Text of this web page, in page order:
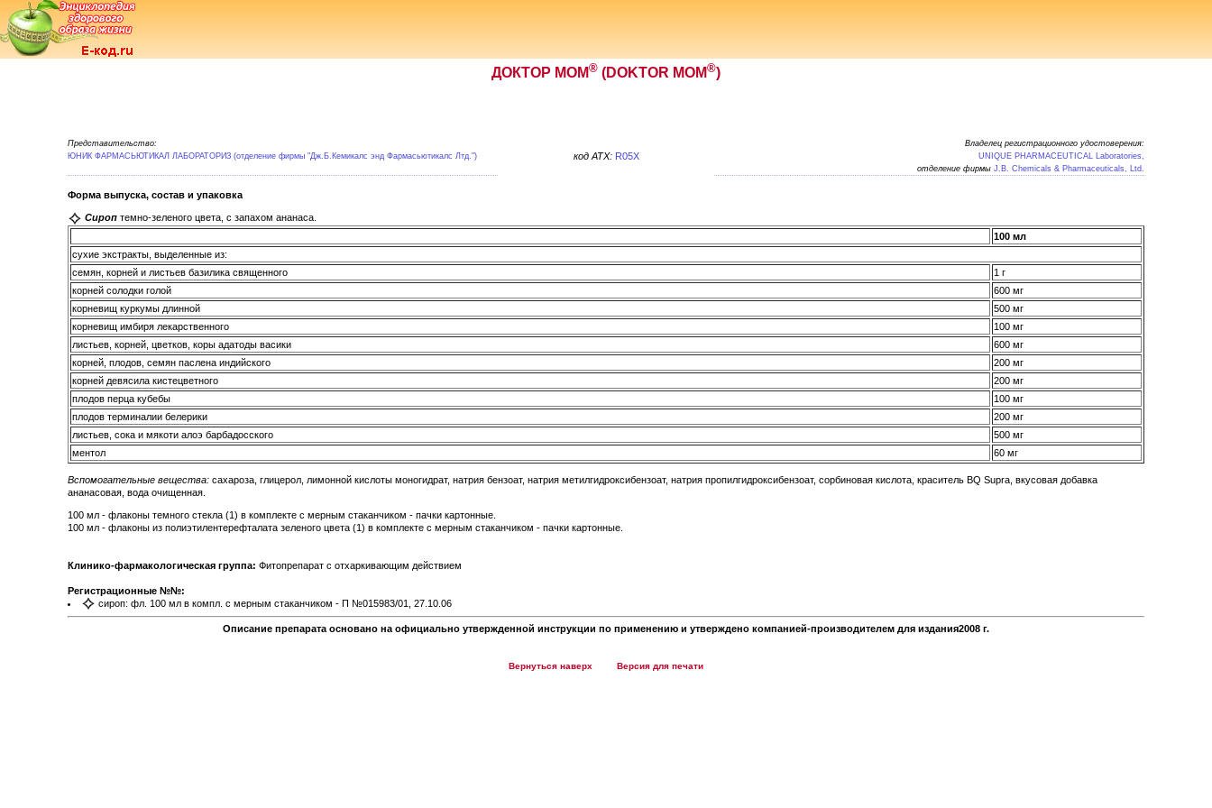
ДОКТОР МОМ® (DOKTOR MOM®)
Представительство:
ЮНИК ФАРМАСЬЮТИКАЛ ЛАБОРАТОРИЗ (отделение фирмы "Дж.Б.Кемикалс энд Фармасьютикалс Лтд.")
код ATX: R05X
Владелец регистрационного удостоверения:
UNIQUE PHARMACEUTICAL Laboratories,
отделение фирмы J.B. Chemicals & Pharmaceuticals, Ltd.
Форма выпуска, состав и упаковка
Сироп темно-зеленого цвета, с запахом ананаса.
100 мл
сухие экстракты, выделенные из:
семян, корней и листьев базилика священного
1 г
корней солодки голой
600 мг
корневищ куркумы длинной
500 мг
корневищ имбиря лекарственного
100 мг
листьев, корней, цветков, коры адатоды васики
600 мг
корней, плодов, семян паслена индийского
200 мг
корней девясила кистецветного
200 мг
плодов перца кубебы
100 мг
плодов терминалии белерики
200 мг
листьев, сока и мякоти алоэ барбадосского
500 мг
ментол
60 мг
Вспомогательные вещества: сахароза, глицерол, лимонной кислоты моногидрат, натрия бензоат, натрия метилгидроксибензоат, натрия пропилгидроксибензоат, сорбиновая кислота, краситель BQ Supra, вкусовая добавка
ананасовая, вода очищенная.
100 мл - флаконы темного стекла (1) в комплекте с мерным стаканчиком - пачки картонные.
100 мл - флаконы из полиэтилентерефталата зеленого цвета (1) в комплекте с мерным стаканчиком - пачки картонные.
Клинико-фармакологическая группа: Фитопрепарат с отхаркивающим действием
Регистрационные №№:
сироп: фл. 100 мл в компл. с мерным стаканчиком - П №015983/01, 27.10.06
Описание препарата основано на официально утвержденной инструкции по применению и утверждено компанией-производителем для издания2008 г.
Вернуться наверх Версия для печати